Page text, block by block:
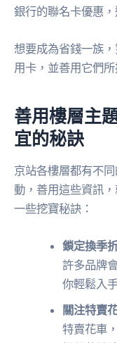
銀行的聯名卡優惠
想要成為省錢一族
用卡，並善用它們所
善用樓層主
宜的秘訣
京站各樓層都有不
動，善用這些資訊
一些挖寶秘訣：
鎖定換季
許多品牌
你輕鬆入
關注特賣
特賣花車